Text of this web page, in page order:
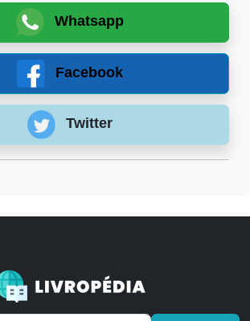
Whatsapp
Facebook
Twitter